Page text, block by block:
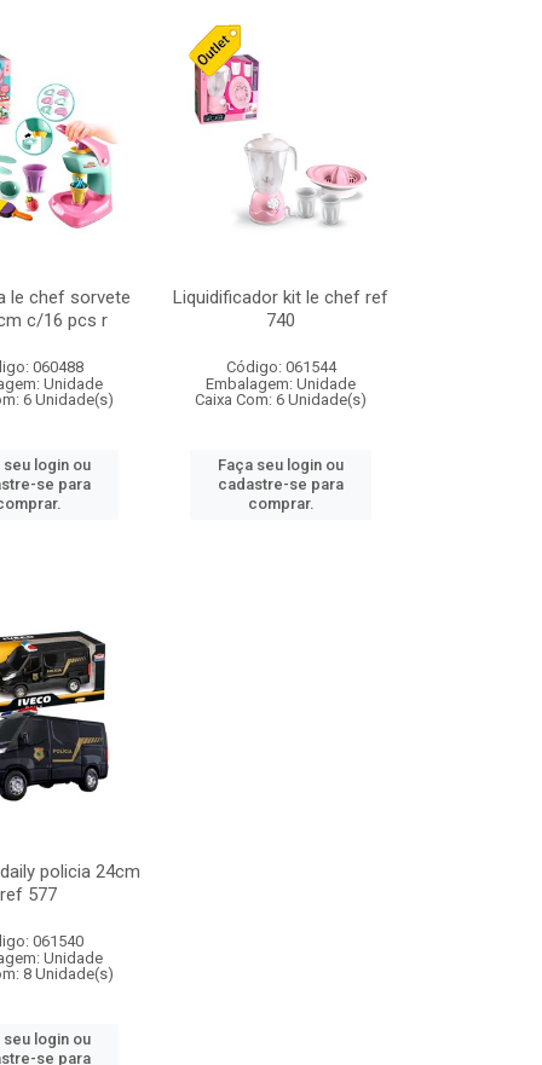
le chef sorvete
c/16 pcs r
060488
Unidade
6 Unidade(s)
seu login ou
se para
Liquidificador kit le chef ref
740
Código: 061544
Embalagem: Unidade
Caixa Com: 6 Unidade(s)
Faça seu login ou
cadastre-se para
comprar.
policia 24cm
ref 577
061540
Unidade
8 Unidade(s)
seu login ou
se para